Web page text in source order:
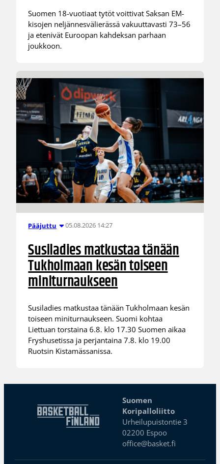
Suomen 18-vuotiaat tytöt voittivat Saksan EM-
kisojen neljännesvälierässä vakuuttavasti 73–56
ja etenivät Euroopan kahdeksan parhaan
joukkoon.
Pääjuttu 05.08.2026 14:27
Susiladies matkustaa tänään
Tukholmaan kesän toiseen
miniturnaukseen
Susiladies matkustaa tänään Tukholmaan kesän
toiseen miniturnaukseen. Suomi kohtaa
Liettuan torstaina 6.8. klo 17.30 Suomen aikaa
Fryshusetissa ja perjantaina 7.8. klo 19.00
Ruotsin Kistamässanissa.
Suomen
Koripalloliitto
Urheilupuistontie 3
02200 Espoo
office@basket.fi